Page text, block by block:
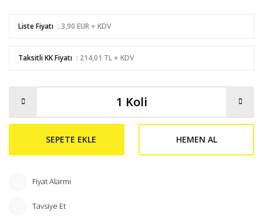
Liste Fiyatı : 3,90 EUR + KDV
Taksitli KK Fiyatı : 214,01 TL + KDV
SEPETE EKLE HEMEN AL
Fiyat Alarmı
Tavsiye Et